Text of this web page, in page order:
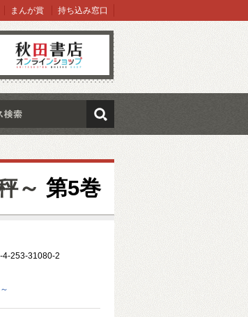
ラインショップ
まんが賞 持ち込み窓口
検索
～ 第5巻
4-253-31080-2